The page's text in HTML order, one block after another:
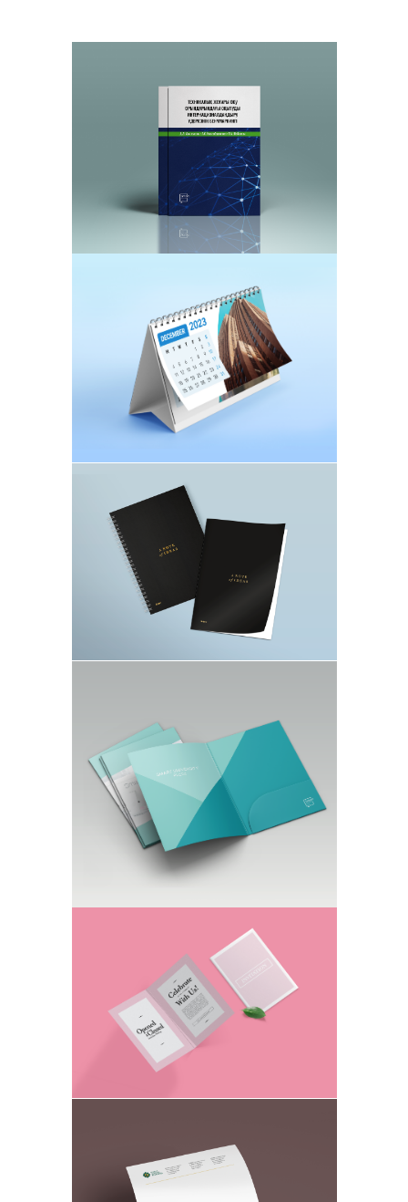
переплете
Изготовление крышек из качественного
картона и переплетных материалов.
Печать на матовой и глянцевой бумагах
с прошивкой или проклейкой блока
Календари
Календари настенные и настольные
различных форматов
Тетради и блокноты
Переплет на скобах и пружине
Изделия из кожезаменителя, велюра и
дизайнерской бумаги
Открытки и пригласительные
Свадебные, юбилейные и для дргух
мероприятий
Фирменные бланки и Дипломы на любой
дизайнерской бумаге.